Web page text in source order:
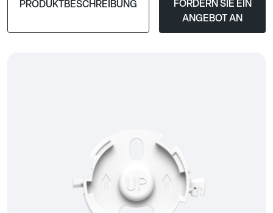
PRODUKTBESCHREIBUNG
FORDERN SIE EIN
ANGEBOT AN